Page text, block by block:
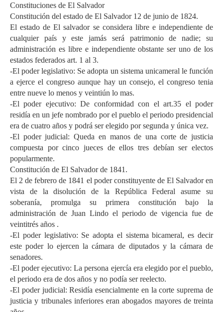
Constituciones de El Salvador
Constitución del estado de El Salvador 12 de junio de 1824.
El estado de El salvador se considera libre e independiente de
cualquier país y este jamás será patrimonio de nadie; su
administración es libre e independiente obstante ser uno de los
estados federados art. 1 al 3.
-El poder legislativo: Se adopta un sistema unicameral le función
a ejerce el congreso aunque hay un consejo, el congreso tenia
entre nueve lo menos y veintiún lo mas.
-El poder ejecutivo: De conformidad con el art.35 el poder
residía en un jefe nombrado por el pueblo el periodo presidencial
era de cuatro años y podrá ser elegido por segunda y única vez.
-El poder judicial: Queda en manos de una corte de justicia
compuesta por cinco jueces de ellos tres debían ser electos
popularmente.
Constitución de El Salvador de 1841.
El 2 de febrero de 1841 el poder constituyente de El Salvador en
vista de la disolución de la República Federal asume su
soberanía, promulga su primera constitución bajo la
administración de Juan Lindo el periodo de vigencia fue de
veintitrés años .
-El poder legislativo: Se adopta el sistema bicameral, es decir
este poder lo ejercen la cámara de diputados y la cámara de
senadores.
-El poder ejecutivo: La persona ejercía era elegido por el pueblo,
el periodo era de dos años y no podía ser reelecto.
-El poder judicial: Residía esencialmente en la corte suprema de
justicia y tribunales inferiores eran abogados mayores de treinta